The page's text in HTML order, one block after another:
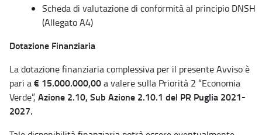
Scheda di valutazione di conformità al principio DNSH
(Allegato A4)
Dotazione Finanziaria
La dotazione finanziaria complessiva per il presente Avviso è
pari a€ 15.000.000,00a valere sulla Priorità 2 “Economia
Verde”, Azione 2.10, Sub Azione 2.10.1 del PR Puglia 2021-
2027.